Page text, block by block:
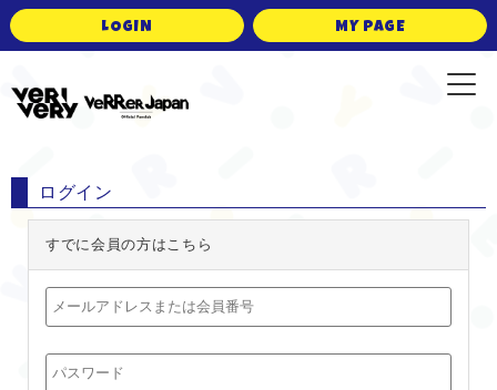
LOGIN MY PAGE
ログイン
すでに会員の方はこちら